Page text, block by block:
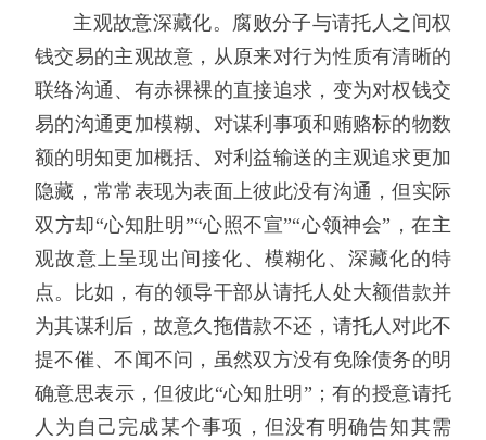
主观故意深藏化。腐败分子与请托人之间权
钱交易的主观故意，从原来对行为性质有清晰的
联络沟通、有赤裸裸的直接追求，变为对权钱交
易的沟通更加模糊、对谋利事项和贿赂标的物数
额的明知更加概括、对利益输送的主观追求更加
隐藏，常常表现为表面上彼此没有沟通，但实际
双方却“心知肚明”“心照不宣”“心领神会”，在主
观故意上呈现出间接化、模糊化、深藏化的特
点。比如，有的领导干部从请托人处大额借款并
为其谋利后，故意久拖借款不还，请托人对此不
提不催、不闻不问，虽然双方没有免除债务的明
确意思表示，但彼此“心知肚明”；有的授意请托
人为自己完成某个事项，但没有明确告知其需